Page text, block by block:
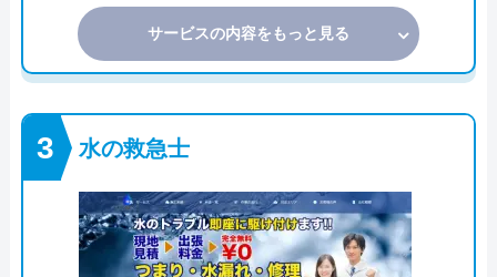
サービスの内容をもっと見る
水の救急士